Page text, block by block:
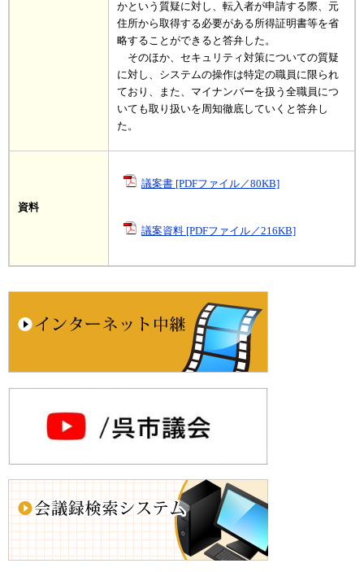
かという質疑に対し、転入者が申請する際、元
住所から取得する必要がある所得証明書等を省
略することができると答弁した。
そのほか、セキュリティ対策についての質疑
に対し、システムの操作は特定の職員に限られ
ており、また、マイナンバーを扱う全職員につ
いても取り扱いを周知徹底していくと答弁し
た。
資料
議案書 [PDFファイル／80KB]
議案資料 [PDFファイル／216KB]